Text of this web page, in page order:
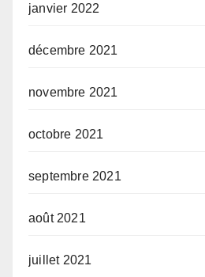
janvier 2022
décembre 2021
novembre 2021
octobre 2021
septembre 2021
août 2021
juillet 2021